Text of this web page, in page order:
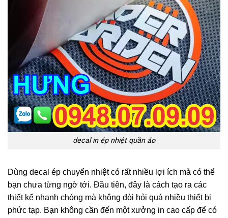
decal in ép nhiệt quần áo
Dùng decal ép chuyển nhiệt có rất nhiều lợi ích mà có thể
bạn chưa từng ngờ tới. Đầu tiên, đây là cách tạo ra các
thiết kế nhanh chóng mà không đòi hỏi quá nhiều thiết bị
phức tạp. Bạn không cần đến một xưởng in cao cấp để có